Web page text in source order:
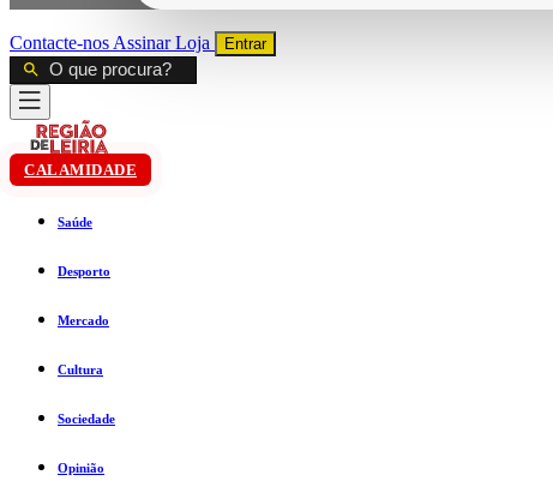
Contacte-nos AssinarLoja Entrar
CALAMIDADE
Saúde
Desporto
Mercado
Cultura
Sociedade
Opinião